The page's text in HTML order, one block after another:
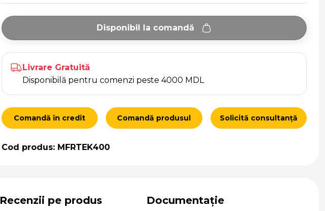
Disponibil la comandă
Livrare Gratuită
Disponibilă pentru comenzi peste 4000 MDL
Comandă în credit Comandă produsul Solicită consultanță
Cod produs: MFRTEK400
Recenzii pe produs Documentație